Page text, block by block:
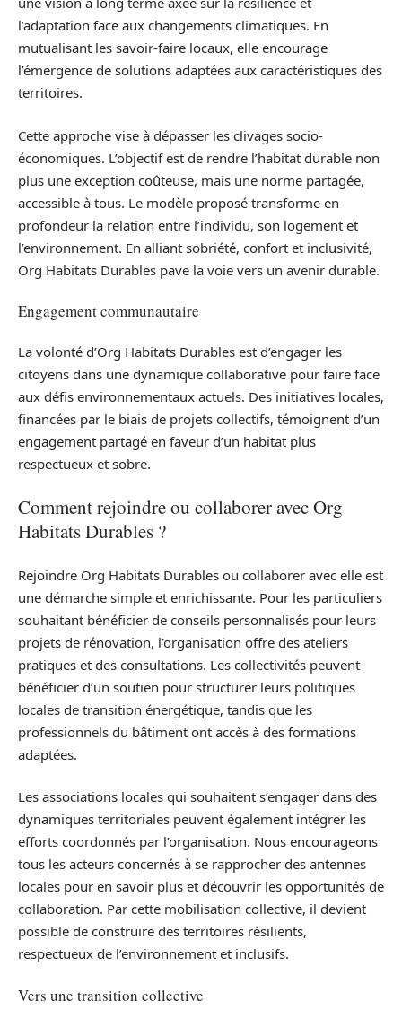
l’adaptation face aux changements climatiques. En
mutualisant les savoir-faire locaux, elle encourage
l’émergence de solutions adaptées aux caractéristiques des
territoires.
Cette approche vise à dépasser les clivages socio-
économiques. L’objectif est de rendre l’habitat durable non
plus une exception coûteuse, mais une norme partagée,
accessible à tous. Le modèle proposé transforme en
profondeur la relation entre l’individu, son logement et
l’environnement. En alliant sobriété, confort et inclusivité,
Org Habitats Durables pave la voie vers un avenir durable.
Engagement communautaire
La volonté d’Org Habitats Durables est d’engager les
citoyens dans une dynamique collaborative pour faire face
aux défis environnementaux actuels. Des initiatives locales,
financées par le biais de projets collectifs, témoignent d’un
engagement partagé en faveur d’un habitat plus
respectueux et sobre.
Comment rejoindre ou collaborer avec Org
Habitats Durables ?
Rejoindre Org Habitats Durables ou collaborer avec elle est
une démarche simple et enrichissante. Pour les particuliers
souhaitant bénéficier de conseils personnalisés pour leurs
projets de rénovation, l’organisation offre des ateliers
pratiques et des consultations. Les collectivités peuvent
bénéficier d’un soutien pour structurer leurs politiques
locales de transition énergétique, tandis que les
professionnels du bâtiment ont accès à des formations
adaptées.
Les associations locales qui souhaitent s’engager dans des
dynamiques territoriales peuvent également intégrer les
efforts coordonnés par l’organisation. Nous encourageons
tous les acteurs concernés à se rapprocher des antennes
locales pour en savoir plus et découvrir les opportunités de
collaboration. Par cette mobilisation collective, il devient
possible de construire des territoires résilients,
respectueux de l’environnement et inclusifs.
Vers une transition collective